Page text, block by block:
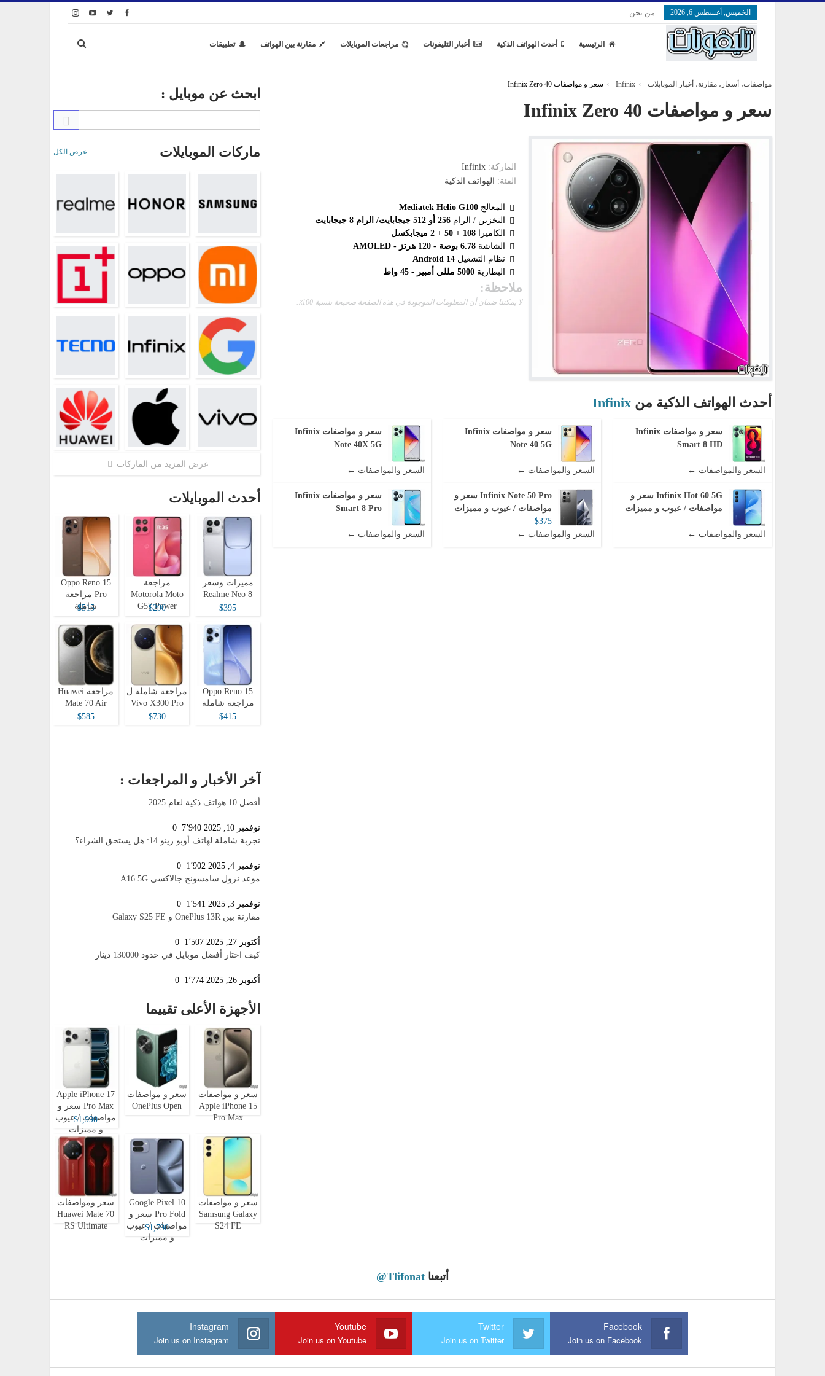
الخميس, أغسطس 6, 2026 من نحن
الرئيسية أحدث الهواتف الذكية أخبار التليفونات مراجعات الموبايلات مقارنة بين الهواتف تطبيقات
مواصفات، أسعار، مقارنة، أخبار الموبايلات Infinix سعر و مواصفات Infinix Zero 40
سعر و مواصفات Infinix Zero 40
الماركة: Infinix
الفئة:
الهواتف الذكية
المعالج Mediatek Helio G100
التخزين / الرام 256 أو 512 جيجابايت/ الرام 8 جيجابايت
الكاميرا
108 + 50 + 2 ميجابكسل
الشاشة 6.78 بوصة - 120 هرتز - AMOLED
نظام التشغيل Android 14
البطارية 5000 مللي أمبير - 45 واط
ملاحظة:
لا يمكننا ضمان أن المعلومات الموجودة في هذه الصفحة صحيحة بنسبة 100٪.
أحدث الهواتف الذكية من Infinix
سعر و مواصفات Infinix
Smart 8 HD
السعر والمواصفات ←
سعر و مواصفات Infinix
Note 40 5G
السعر والمواصفات ←
سعر و مواصفات Infinix
Note 40X 5G
السعر والمواصفات ←
Infinix Hot 60 5G سعر و
مواصفات / عيوب و مميزات
السعر والمواصفات ←
Infinix Note 50 Pro سعر و
مواصفات / عيوب و مميزات
$375
السعر والمواصفات ←
سعر و مواصفات Infinix
Smart 8 Pro
السعر والمواصفات ←
ابحث عن موبايل :
ماركات الموبايلات عرض الكل
عرض المزيد من الماركات
أحدث الموبايلات
مميزات وسعر
Realme Neo 8
$395
مراجعة
Motorola Moto
G57 Power
$290
Oppo Reno 15
Pro مراجعة
شاملة
$515
Oppo Reno 15
مراجعة شاملة
$415
مراجعة شاملة ل
Vivo X300 Pro
$730
مراجعة Huawei
Mate 70 Air
$585
آخر الأخبار و المراجعات :
أفضل 10 هواتف ذكية لعام 2025
نوفمبر 10, 2025 7٬940
تجربة شاملة لهاتف أوبو رينو 14: هل يستحق الشراء؟
نوفمبر 4, 2025 1٬902
موعد نزول سامسونج جالاكسي A16 5G
نوفمبر 3, 2025 1٬541
مقارنة بين OnePlus 13R و Galaxy S25 FE
أكتوبر 27, 2025 1٬507
كيف اختار أفضل موبايل في حدود 130000 دينار
أكتوبر 26, 2025 1٬774
الأجهزة الأعلى تقييما
سعر و مواصفات
Apple iPhone 15
Pro Max
سعر و مواصفات
OnePlus Open
Apple iPhone 17
Pro Max سعر و
مواصفات / عيوب
و مميزات
$1,990
سعر و مواصفات
Samsung Galaxy
S24 FE
Google Pixel 10
Pro Fold سعر و
مواصفات / عيوب
و مميزات
$1,790
سعر ومواصفات
Huawei Mate 70
RS Ultimate
أتبعنا @Tlifonat
Facebook
Join us on Facebook
Twitter
Join us on Twitter
Youtube
Join us on Youtube
Instagram
Join us on Instagram